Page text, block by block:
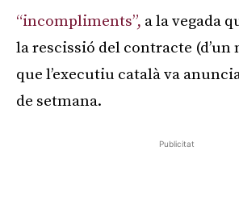
“incompliments”, a la vegada
la rescissió del contracte (d’un
que l’executiu català va
de setmana.
Publicitat